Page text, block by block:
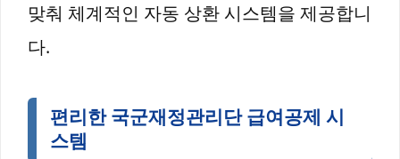
맞춰 체계적인 자동 상환 시스템을 제공합니
다.
편리한 국군재정관리단 급여공제 시
스템